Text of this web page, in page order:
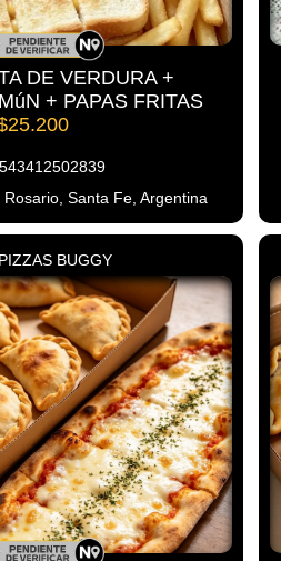
DE VERDURA +
+ PAPAS FRITAS
543412502839
Santa Fe, Argentina
PIZZAS BUGGY